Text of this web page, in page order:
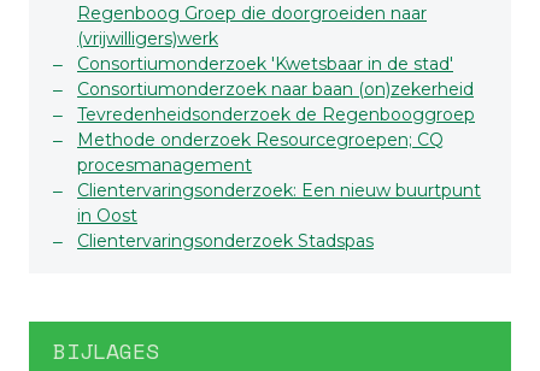
Regenboog Groep die doorgroeiden naar
(vrijwilligers)werk
Consortiumonderzoek 'Kwetsbaar in de stad'
Consortiumonderzoek naar baan (on)zekerheid
Tevredenheidsonderzoek de Regenbooggroep
Methode onderzoek Resourcegroepen; CQ
procesmanagement
Clientervaringsonderzoek: Een nieuw buurtpunt
in Oost
Clientervaringsonderzoek Stadspas
BIJLAGES